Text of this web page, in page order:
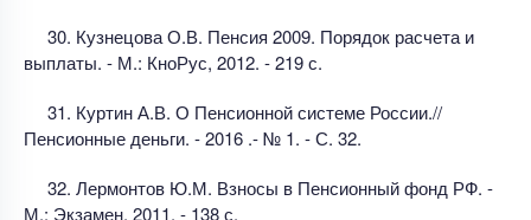
30. Кузнецова О.В. Пенсия 2009. Порядок расчета и
выплаты. - М.: КноРус, 2012. - 219 с.
31. Куртин А.В. О Пенсионной системе России.//
Пенсионные деньги. - 2016 .- № 1. - С. 32.
32. Лермонтов Ю.М. Взносы в Пенсионный фонд РФ. -
М.: Экзамен, 2011. - 138 с.